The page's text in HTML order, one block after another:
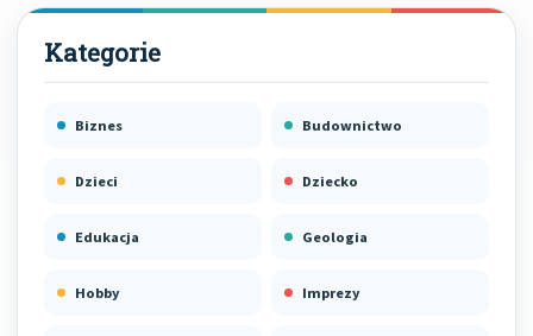
Biznes Budownictwo
Dzieci Dziecko
Edukacja Geologia
Hobby Imprezy